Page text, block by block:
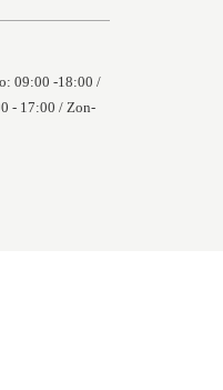
09:00 -18:00 /
- 17:00 / Zon-